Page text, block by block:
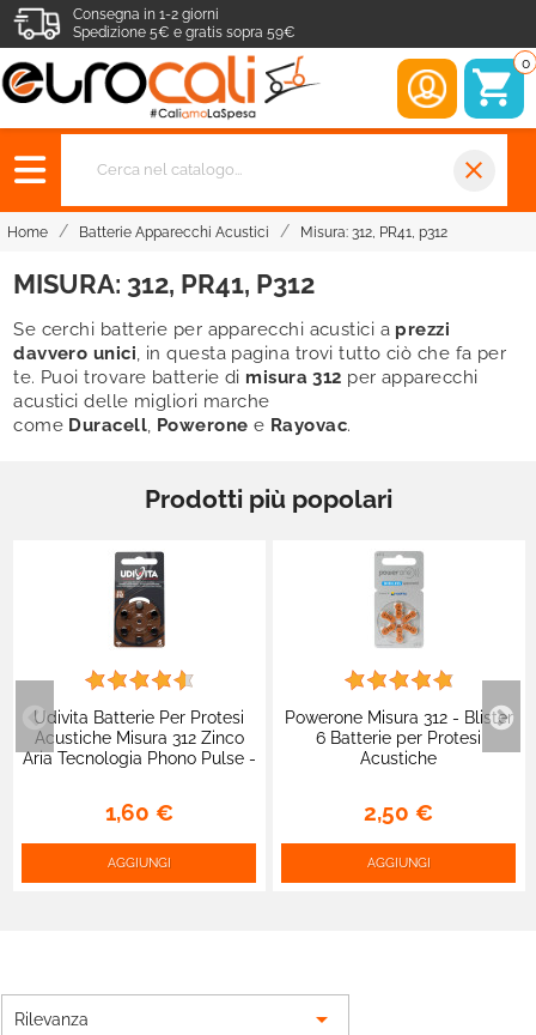
Consegna in 1-2 giorni
Spedizione 5€ e gratis sopra 59€
0
close
Home Batterie Apparecchi Acustici Misura: 312, PR41, p312
MISURA: 312, PR41, P312
Se cerchi batterie per apparecchi acustici a prezzi
davvero unici, in questa pagina trovi tutto ciò che fa per
te. Puoi trovare batterie di misura 312 per apparecchi
acusticidelle migliori marche
come Duracell, Powerone e Rayovac.
Prodotti più popolari
Udivita Batterie Per Protesi
Acustiche Misura 312 Zinco
Aria Tecnologia Phono Pulse -
1,60 €
AGGIUNGI
Powerone Misura 312 - Blister
6 Batterie per Protesi
Acustiche
2,50 €
AGGIUNGI
Rilevanza 